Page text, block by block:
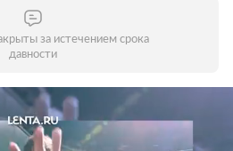
за истечением срока
давности